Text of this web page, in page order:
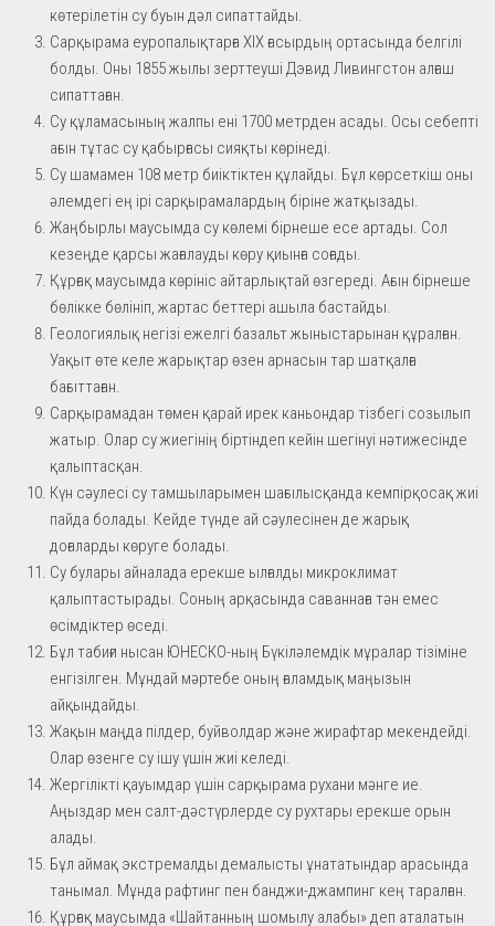
көтерілетін су буын дәл сипаттайды.
Сарқырама еуропалықтарға XIX ғасырдың ортасында белгілі
болды. Оны 1855 жылы зерттеуші Дэвид Ливингстон алғаш
сипаттаған.
Су құламасының жалпы ені 1700 метрден асады. Осы себепті
ағын тұтас су қабырғасы сияқты көрінеді.
Су шамамен 108 метр биіктіктен құлайды. Бұл көрсеткіш оны
әлемдегі ең ірі сарқырамалардың біріне жатқызады.
Жаңбырлы маусымда су көлемі бірнеше есе артады. Сол
кезеңде қарсы жағалауды көру қиынға соғады.
Құрғақ маусымда көрініс айтарлықтай өзгереді. Ағын бірнеше
бөлікке бөлініп, жартас беттері ашыла бастайды.
Геологиялық негізі ежелгі базальт жыныстарынан құралған.
Уақыт өте келе жарықтар өзен арнасын тар шатқалға
бағыттаған.
Сарқырамадан төмен қарай ирек каньондар тізбегі созылып
жатыр. Олар су жиегінің біртіндеп кейін шегінуі нәтижесінде
қалыптасқан.
Күн сәулесі су тамшыларымен шағылысқанда кемпірқосақ жиі
пайда болады. Кейде түнде ай сәулесінен де жарық
доғаларды көруге болады.
Су булары айналада ерекше ылғалды микроклимат
қалыптастырады. Соның арқасында саваннаға тән емес
өсімдіктер өседі.
Бұл табиғи нысан ЮНЕСКО-ның Бүкіләлемдік мұралар тізіміне
енгізілген. Мұндай мәртебе оның ғаламдық маңызын
айқындайды.
Жақын маңда пілдер, буйволдар және жирафтар мекендейді.
Олар өзенге су ішу үшін жиі келеді.
Жергілікті қауымдар үшін сарқырама рухани мәнге ие.
Аңыздар мен салт-дәстүрлерде су рухтары ерекше орын
алады.
Бұл аймақ экстремалды демалысты ұнататындар арасында
танымал. Мұнда рафтинг пен банджи-джампинг кең таралған.
Құрғақ маусымда «Шайтанның шомылу алабы» деп аталатын